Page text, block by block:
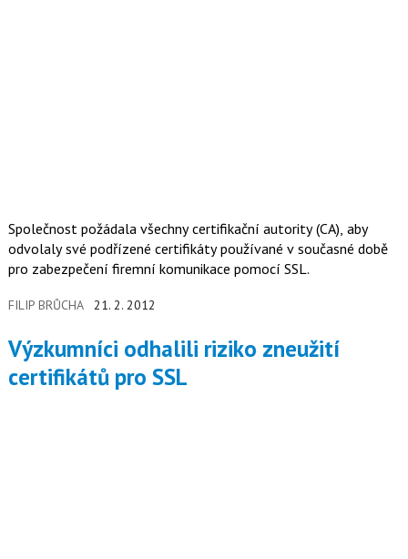
Společnost požádala všechny certifikační autority (CA), aby
odvolaly své podřízené certifikáty používané v současné době
pro zabezpečení firemní komunikace pomocí SSL.
FILIP BRŮCHA 21. 2. 2012
Výzkumníci odhalili riziko zneužití
certifikátů pro SSL